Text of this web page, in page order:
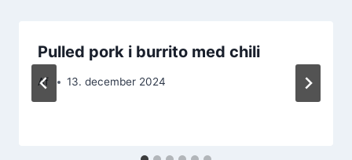
Pulled pork i burrito med chili
Af 13. december 2024